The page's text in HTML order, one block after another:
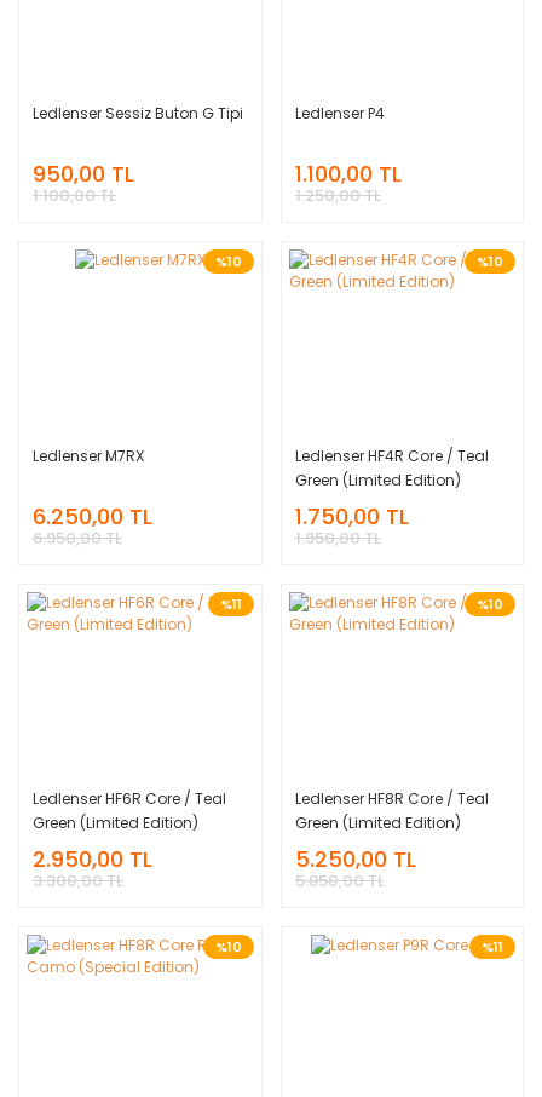
Ledlenser Sessiz Buton G Tipi
950,00 TL
1.100,00 TL
Ledlenser P4
1.100,00 TL
1.250,00 TL
%10
Ledlenser M7RX
6.250,00 TL
6.950,00 TL
%10
Ledlenser HF4R Core / Teal
Green (Limited Edition)
1.750,00 TL
1.950,00 TL
%11
Ledlenser HF6R Core / Teal
Green (Limited Edition)
2.950,00 TL
3.300,00 TL
%10
Ledlenser HF8R Core / Teal
Green (Limited Edition)
5.250,00 TL
5.850,00 TL
%10 %11